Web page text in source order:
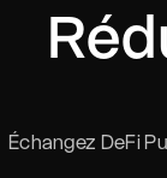
Échangez DeFi